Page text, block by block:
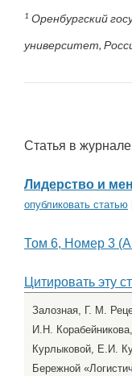
1 Оренбургский
университет,
Статья в журнале
Лидерство и
опубликовать статью
Том 6, Номер 3
Цитировать эту
Залозная, Г. М.
И.Н.
Курлыковой, Е.И.
Бережной